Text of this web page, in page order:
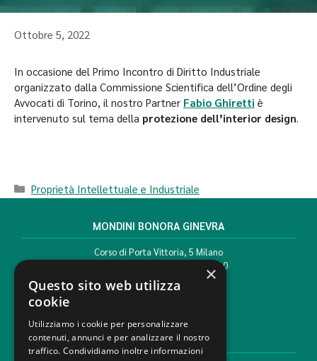
Ottobre 5, 2022
In occasione del Primo Incontro di Diritto Industriale
organizzato dalla Commissione Scientifica dell’Ordine degli
Avvocati di Torino, il nostro Partner Fabio Ghiretti è
intervenuto sul tema della protezione dell’interior design.
Proprietà Intellettuale e Industriale
MONDINI BONORA GINEVRA
Corso di Porta Vittoria, 5 Milano
T. +39 02 777351 F. +39 02 784510
info@mbg.legal
AREE LEGALI
×
Questo sito web utilizza
cookie
Utilizziamo i cookie per personalizzare
contenuti, annunci e per analizzare il nostro
traffico. Condividiamo inoltre informazioni